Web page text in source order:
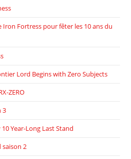
Fortress pour fêter les 10 ans du
Lord Begins with Zero Subjects
ZERO
3
Year-Long Last Stand
saison 2